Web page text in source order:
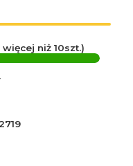
niż 10szt.)